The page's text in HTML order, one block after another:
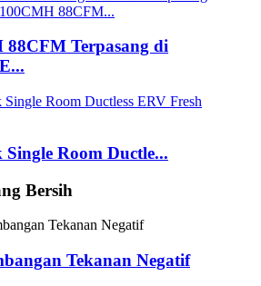
88CFM Terpasang di
Room Ductle...
Bersih
Tekanan Negatif